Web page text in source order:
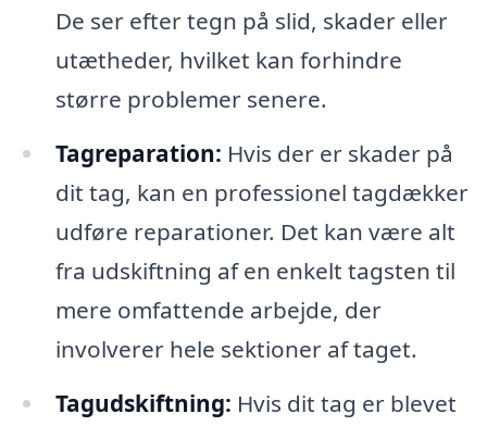
De ser efter tegn på slid, skader eller
utætheder, hvilket kan forhindre
større problemer senere.
Tagreparation: Hvis der er skader på
dit tag, kan en professionel tagdækker
udføre reparationer. Det kan være alt
fra udskiftning af en enkelt tagsten til
mere omfattende arbejde, der
involverer hele sektioner af taget.
Tagudskiftning: Hvis dit tag er blevet